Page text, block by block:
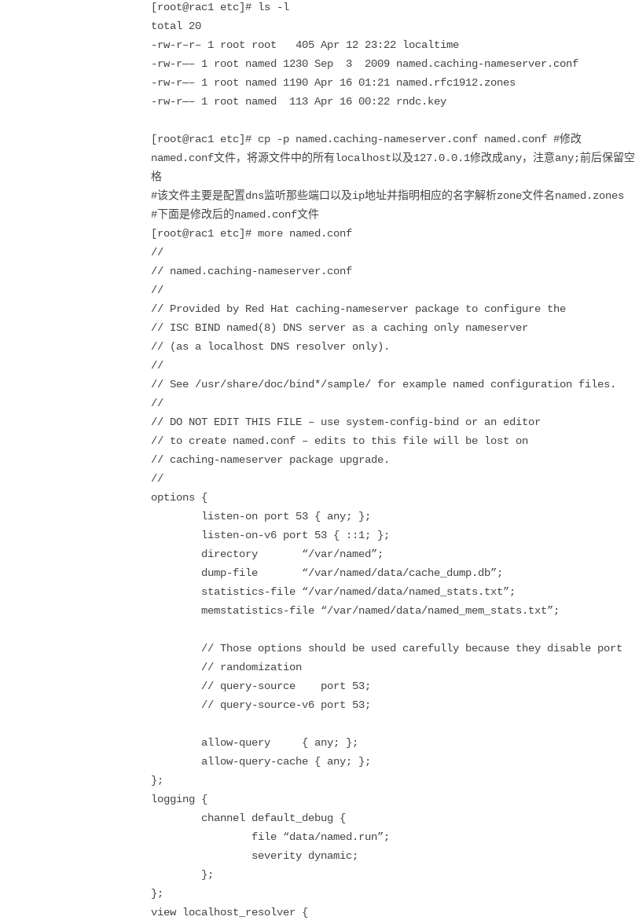
[root@rac1 etc]# ls -l
total 20
-rw-r–r– 1 root root 405 Apr 12 23:22 localtime
-rw-r—– 1 root named 1230 Sep 3 2009 named.caching-nameserver.conf
-rw-r—– 1 root named 1190 Apr 16 01:21 named.rfc1912.zones
-rw-r—– 1 root named 113 Apr 16 00:22 rndc.key
[root@rac1 etc]# cp -p named.caching-nameserver.conf named.conf #修改
named.conf文件，将源文件中的所有localhost以及127.0.0.1修改成any，注意any;前后保留空
格
#该文件主要是配置dns监听那些端口以及ip地址并指明相应的名字解析zone文件名named.zones
#下面是修改后的named.conf文件
[root@rac1 etc]# more named.conf
//
// named.caching-nameserver.conf
//
// Provided by Red Hat caching-nameserver package to configure the
// ISC BIND named(8) DNS server as a caching only nameserver
// (as a localhost DNS resolver only).
//
// See /usr/share/doc/bind*/sample/ for example named configuration files.
//
// DO NOT EDIT THIS FILE – use system-config-bind or an editor
// to create named.conf – edits to this file will be lost on
// caching-nameserver package upgrade.
//
options {
listen-on port 53 { any; };
listen-on-v6 port 53 { ::1; };
directory “/var/named”;
dump-file “/var/named/data/cache_dump.db”;
statistics-file “/var/named/data/named_stats.txt”;
memstatistics-file “/var/named/data/named_mem_stats.txt”;
// Those options should be used carefully because they disable port
// randomization
// query-source port 53;
// query-source-v6 port 53;
allow-query { any; };
allow-query-cache { any; };
};
logging {
channel default_debug {
file “data/named.run”;
severity dynamic;
};
};
view localhost_resolver {